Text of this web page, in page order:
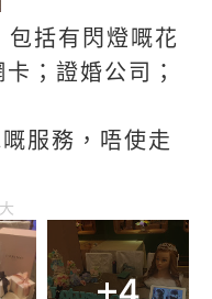
括有閃燈嘅花
；證婚公司；
服務，唔使走